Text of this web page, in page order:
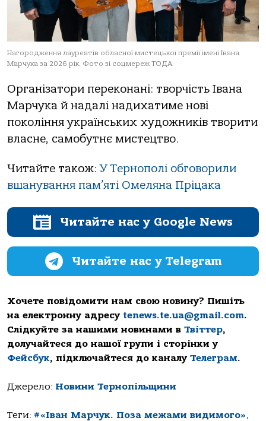
Нагородження лауреатів обласної мистецької премії імені Івана
Марчука за 2026 рік. Фото зі соцмереж ТОДА
Організатори переконані: творчість Івана
Марчука й надалі надихатиме нові
покоління українських художників творити
власне, самобутнє мистецтво.
Читайте також:У Тернополі обговорили
вшанування пам’яті Омеляна Пріцака
Читайте нас у Google News
Читайте нас у Telegram
Хочете повідомити нам свою новину? Пишіть
на електронну адресу tenews.te.ua@gmail.com.
Слідкуйте за нашими новинами в Твіттер,
долучайтеся до нашої групи і сторінки у
Фейсбук, підключайтеся до каналу Телеграм.
Джерело: Новини Тернопільщини
Теги: #«Іван Марчук. Поза межами видимого»,